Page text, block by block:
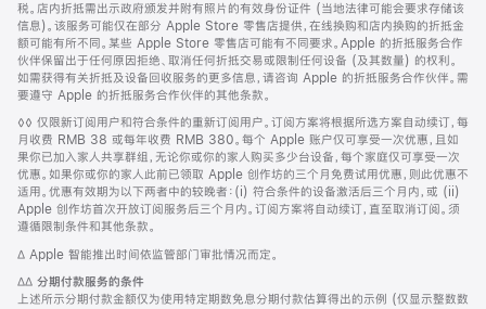
税。店内折抵需出示政府颁发并附有照片的有效身份证件 (当地法律可能会要求存储该
信息)。该服务可能仅在部分 Apple Store 零售店提供，在线换购和店内换购的折抵金
额可能有所不同。某些 Apple Store 零售店可能有不同要求。Apple 的折抵服务合作
伙伴保留出于任何原因拒绝、取消任何折抵交易或限制任何设备 (及其数量) 的权利。
如需获得有关折抵及设备回收服务的更多信息，请咨询 Apple 的折抵服务合作伙伴。需
要遵守 Apple 的折抵服务合作伙伴的其他条款。
脚
注
◊◊ 仅限新订阅用户和符合条件的重新订阅用户。订阅方案将根据所选方案自动续订，每
月收费 RMB 38 或每年收费 RMB 380。每个 Apple 账户仅可享受一次优惠，且如
果你已加入家人共享群组，无论你或你的家人购买多少台设备，每个家庭仅可享受一次
优惠。如果你或你的家人此前已领取 Apple 创作坊的三个月免费试用优惠，则此优惠不
适用。优惠有效期为以下两者中的较晚者：(i) 符合条件的设备激活后三个月内，或 (ii)
Apple 创作坊首次开放订阅服务后三个月内。订阅方案将自动续订，直至取消订阅。须
遵循限制条件和其他条款。
脚
∆ Apple 智能推出时间依监管部门审批情况而定。
脚
注
∆∆ 分期付款服务的条件
上述所示分期付款金额仅为使用特定期数免息分期付款估算得出的示例 (仅显示整数数